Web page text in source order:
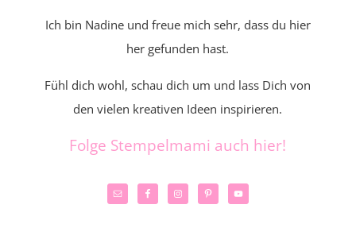
Ich bin Nadine und freue mich sehr, dass du hier
her gefunden hast.
Fühl dich wohl, schau dich um und lass Dich von
den vielen kreativen Ideen inspirieren.
Folge Stempelmami auch hier!